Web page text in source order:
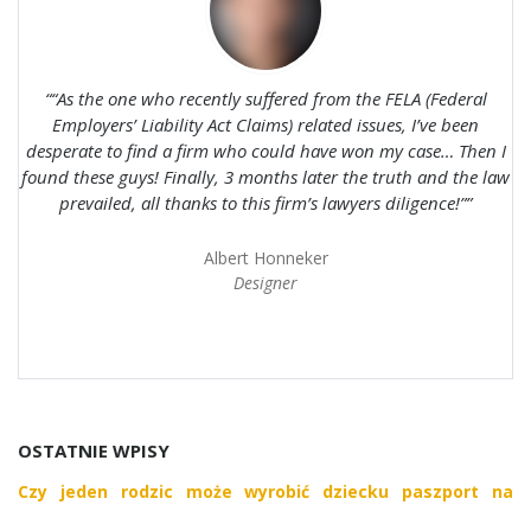
“As the one who recently suffered from the FELA (Federal
Employers’ Liability Act Claims) related issues, I’ve been
desperate to find a firm who could have won my case… Then I
found these guys! Finally, 3 months later the truth and the law
prevailed, all thanks to this firm’s lawyers diligence!”
Albert Honneker
Designer
OSTATNIE WPISY
Czy jeden rodzic może wyrobić dziecku paszport na